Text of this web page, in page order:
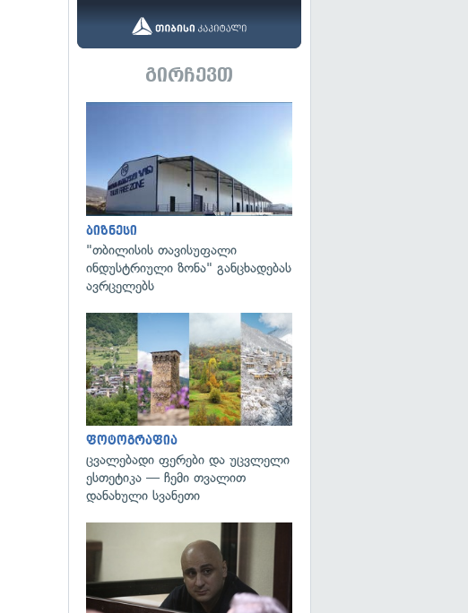
გირჩევთ
ბიზნესი
"თბილისის თავისუფალი
ინდუსტრიული ზონა" განცხადებას
ავრცელებს
ფოტოგრაფია
ცვალებადი ფერები და უცვლელი
ესთეტიკა — ჩემი თვალით
დანახული სვანეთი